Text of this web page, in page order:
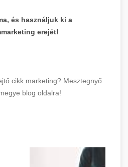
és használjuk ki a
erejét!
cikk marketing? Mesztegnyő
blog oldalra!